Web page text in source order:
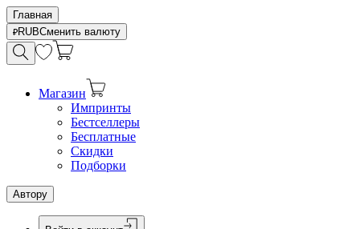
Главная
RUBСменить валюту
Магазин
Импринты
Бестселлеры
Бесплатные
Скидки
Подборки
Автору